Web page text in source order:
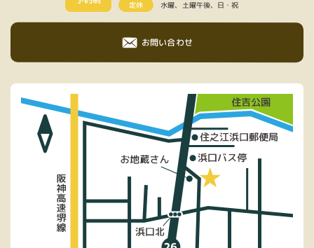
定休 水曜、土曜午後、日・祝
お問い合わせ